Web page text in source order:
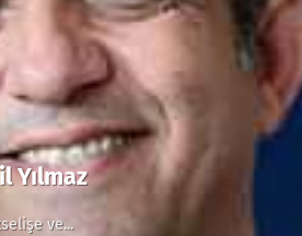
Yılmaz
ve...